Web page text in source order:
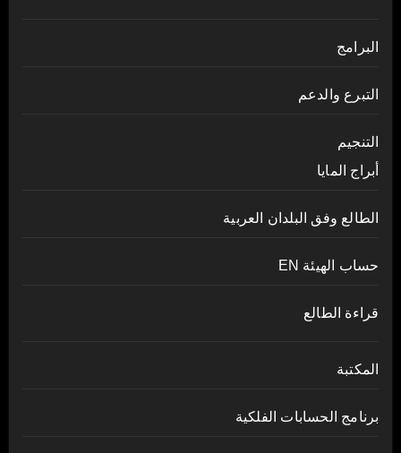
البرامج
التبرع والدعم
التنجيم
أبراج المايا
الطالع وفق البلدان العربية
حساب الهيئة EN
قراءة الطالع
المكتبة
برنامج الحسابات الفلكية